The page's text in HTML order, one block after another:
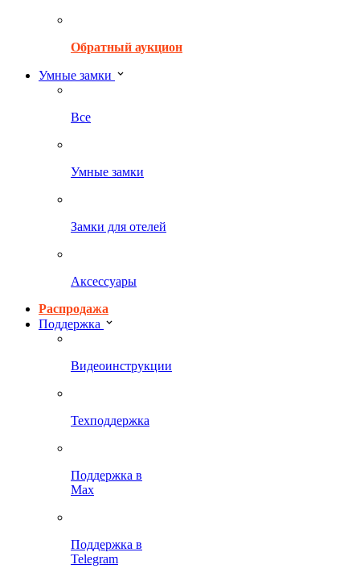
Обратный аукцион
Умные замки
Все
Умные замки
Замки для отелей
Аксессуары
Распродажа
Поддержка
Видеоинструкции
Техподдержка
Поддержка в
Max
Поддержка в
Telegram